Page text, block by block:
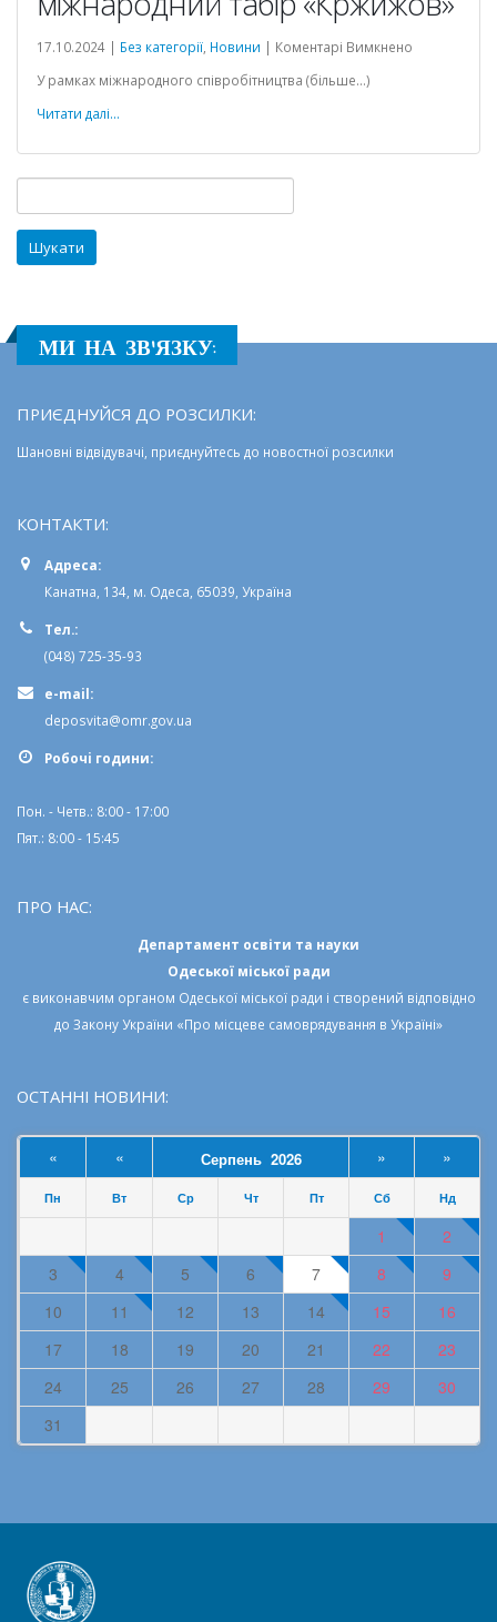
17.10.2024 | Без категорії Новини | Коментарі Вимкнено
табір
У рамках міжнародного співробітництва (більше…)
Читати далі...
МИ НА ЗВ'ЯЗКУ:
ПРИЄДНУЙСЯ ДО РОЗСИЛКИ:
Шановні відвідувачі, приєднуйтесь до новостної розсилки
КОНТАКТИ:
Адреса:
Канатна, 134, м. Одеса, 65039, Україна
Тел.:
(048) 725-35-93
e-mail:
deposvita@omr.gov.ua
Робочi години:
Пон. - Четв.: 8:00 - 17:00
Пят.: 8:00 - 15:45
ПРО НАС:
Департамент освіти та науки
Одеської міської ради
є виконавчим органом Одеської міської ради і створений відповідно
до Закону України «Про місцеве самоврядування в Україні»
ОСТАННІ НОВИНИ:
« « Серпень 2026 » »
Пн Вт Ср Чт Пт Сб Нд
1
2
3
4 5 6 7 8
9
10
11 12 13 14 15
16
17
18 19 20 21 22
23
24
25 26 27 28 29
30
31